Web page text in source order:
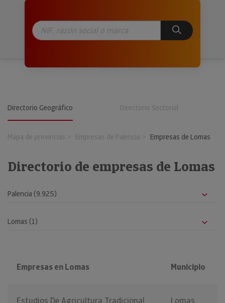
Directorio Geográfico Directorio Sectorial
Mapa de provincias Empresas de Palencia Empresas de Lomas
Directorio de empresas de Lomas
Empresas en Lomas Municipio
Estudios De Agricultura Tradicional Lomas